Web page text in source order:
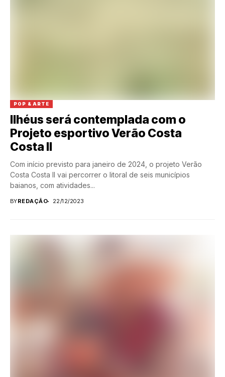
POP & ARTE
Ilhéus será contemplada com o
Projeto esportivo Verão Costa
Costa II
Com início previsto para janeiro de 2024, o projeto Verão
Costa Costa II vai percorrer o litoral de seis municípios
baianos, com atividades...
BYREDAÇÃO 22/12/2023